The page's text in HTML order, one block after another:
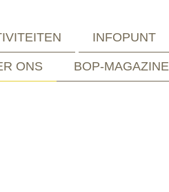
INFOPUNT
ONS BOP-MAGAZINE